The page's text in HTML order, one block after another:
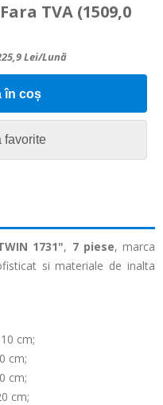
TVA (1509,0
Lei/lună
în coș
favorite
1731", 7 piese, marca
si materiale de inalta
cm;
cm;
cm;
cm;